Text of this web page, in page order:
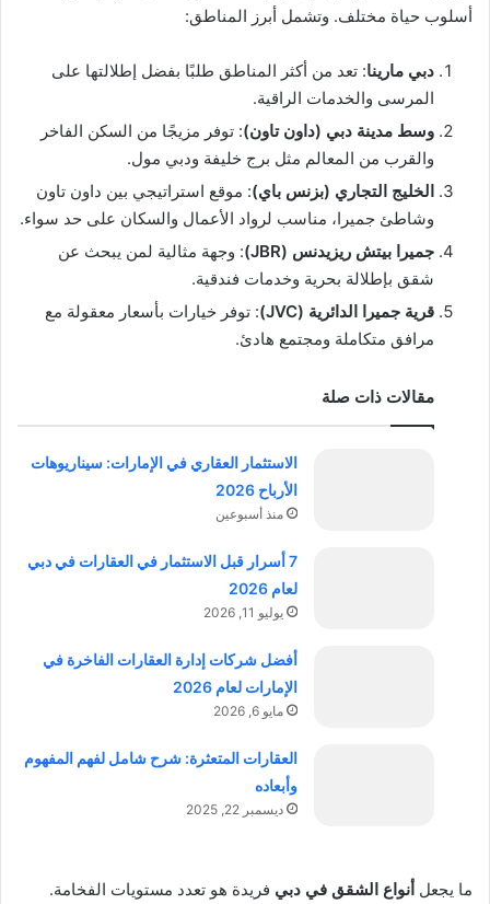
أسلوب حياة مختلف. وتشمل أبرز المناطق:
دبي مارينا: تعد من أكثر المناطق طلبًا بفضل إطلالتها على
المرسى والخدمات الراقية.
وسط مدينة دبي (داون تاون): توفر مزيجًا من السكن الفاخر
والقرب من المعالم مثل برج خليفة ودبي مول.
الخليج التجاري (بزنس باي): موقع استراتيجي بين داون تاون
وشاطئ جميرا، مناسب لرواد الأعمال والسكان على حد سواء.
جميرا بيتش ريزيدنس (JBR)
: وجهة مثالية لمن يبحث عن
شقق بإطلالة بحرية وخدمات فندقية.
قرية جميرا الدائرية (JVC)
: توفر خيارات بأسعار معقولة مع
مرافق متكاملة ومجتمع هادئ.
مقالات ذات صلة
الاستثمار العقاري في الإمارات: سيناريوهات
الأرباح 2026
منذ أسبوعين
7 أسرار قبل الاستثمار في العقارات في دبي
لعام 2026
يوليو 11, 2026
أفضل شركات إدارة العقارات الفاخرة في
الإمارات لعام 2026
مايو 6, 2026
العقارات المتعثرة: شرح شامل لفهم المفهوم
وأبعاده
ديسمبر 22, 2025
ما يجعل أنواع الشقق في دبي فريدة هو تعدد مستويات الفخامة.